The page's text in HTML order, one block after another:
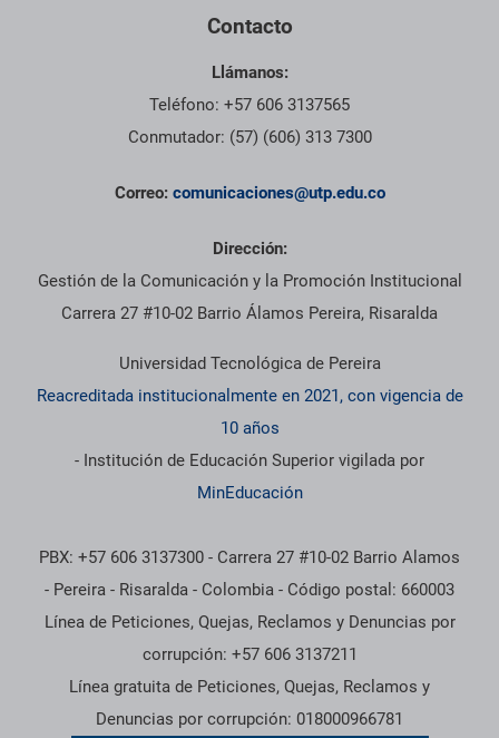
Contacto
Llámanos:
Teléfono: +57 606 3137565
Conmutador: (57) (606) 313 7300
Correo: comunicaciones@utp.edu.co
Dirección:
Gestión de la Comunicación y la Promoción Institucional
Carrera 27 #10-02 Barrio Álamos Pereira, Risaralda
Universidad Tecnológica de Pereira
Reacreditada institucionalmente en 2021, con vigencia de
10 años
- Institución de Educación Superior vigilada por
MinEducación
PBX: +57 606 3137300 - Carrera 27 #10-02 Barrio Alamos
- Pereira - Risaralda - Colombia - Código postal: 660003
Línea de Peticiones, Quejas, Reclamos y Denuncias por
corrupción: +57 606 3137211
Línea gratuita de Peticiones, Quejas, Reclamos y
Denuncias por corrupción: 018000966781